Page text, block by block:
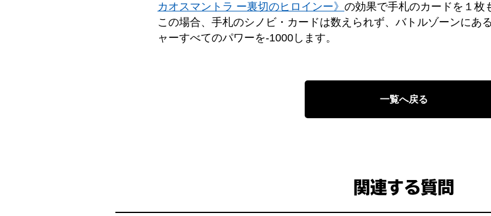
カオスマントラ ー裏切のヒロインー》 の効果で手札のカードを１枚
この場合、手札のシノビ・カードは数えられず、バトルゾーンにあ
ャーすべてのパワーを-1000します。
一覧へ戻る
関連する質問